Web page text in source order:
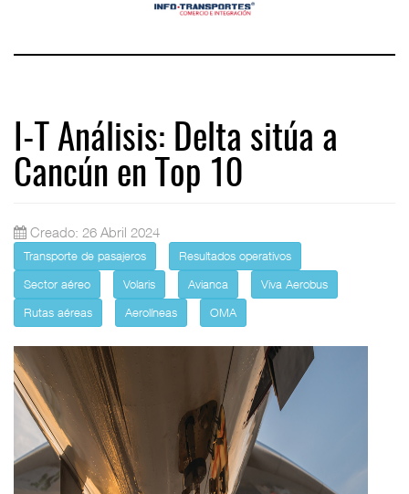
I-T Análisis: Delta sitúa a
Cancún en Top 10
Creado: 26 Abril 2024
Transporte de pasajeros
Resultados operativos
Sector aéreo
Volaris Avianca
Viva Aerobus
Rutas aéreas
Aerolíneas OMA